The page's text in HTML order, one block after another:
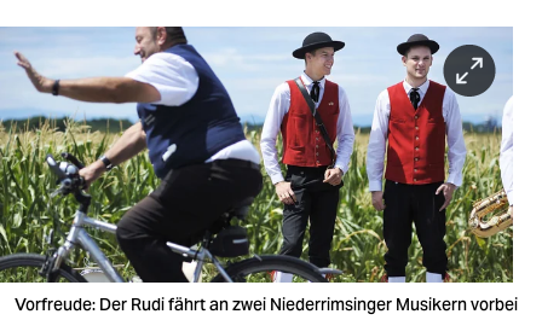
sport
berlin
nord
wahrheit
verlag
Vorfreude: Der Rudi fährt an zwei Niederrimsinger Musikern vorbei